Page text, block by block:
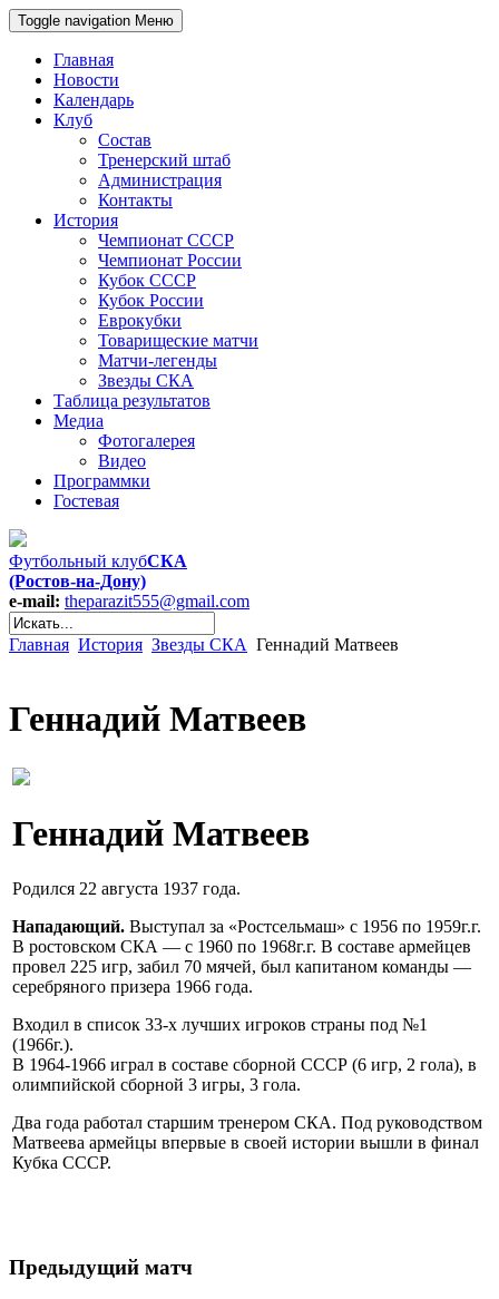
Toggle navigation Меню
Главная
Новости
Календарь
Клуб
Состав
Тренерский штаб
Администрация
Контакты
История
Чемпионат СССР
Чемпионат России
Кубок СССР
Кубок России
Еврокубки
Товарищеские матчи
Матчи-легенды
Звезды СКА
Таблица результатов
Медиа
Фотогалерея
Видео
Программки
Гостевая
Футбольный клубСКА
(Ростов-на-Дону)
e-mail: theparazit555@gmail.com
Главная История Звезды СКА Геннадий Матвеев
Геннадий Матвеев
Геннадий Матвеев
Родился 22 августа 1937 года.
Нападающий. Выступал за «Ростсельмаш» с 1956 по 1959г.г.
В ростовском СКА — с 1960 по 1968г.г. В составе армейцев
провел 225 игр, забил 70 мячей, был капитаном команды —
серебряного призера 1966 года.
Входил в список 33-х лучших игроков страны под №1
(1966г.).
В 1964-1966 играл в составе сборной СССР (6 игр, 2 гола), в
олимпийской сборной 3 игры, 3 гола.
Два года работал старшим тренером СКА. Под руководством
Матвеева армейцы впервые в своей истории вышли в финал
Кубка СССР.
Предыдущий матч